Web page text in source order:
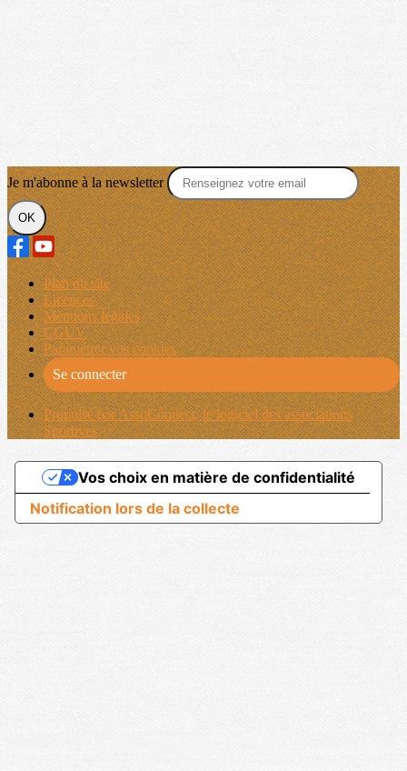
Je m'abonne à la newsletter
OK
Plan du site
Licences
Mentions légales
CGUV
Paramétrer vos cookies
Se connecter
Propulsé par AssoConnect, le logiciel des associations
Sportives
Notification lors de la collecte
Vos choix en matière de confidentialité